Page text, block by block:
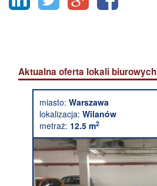
Aktualna oferta lokali biurowych
miasto: Warszawa
lokalizacja: Wilanów
metraż: 12.5 m2